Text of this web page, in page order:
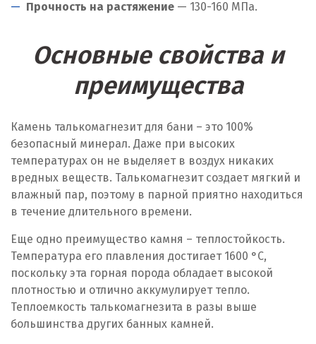
Прочность на растяжение — 130-160 МПа.
Основные свойства и
преимущества
Камень талькомагнезит для бани – это 100%
безопасный минерал. Даже при высоких
температурах он не выделяет в воздух никаких
вредных веществ. Талькомагнезит создает мягкий и
влажный пар, поэтому в парной приятно находиться
в течение длительного времени.
Еще одно преимущество камня – теплостойкость.
Температура его плавления достигает 1600 °C,
поскольку эта горная порода обладает высокой
плотностью и отлично аккумулирует тепло.
Теплоемкость талькомагнезита в разы выше
большинства других банных камней.